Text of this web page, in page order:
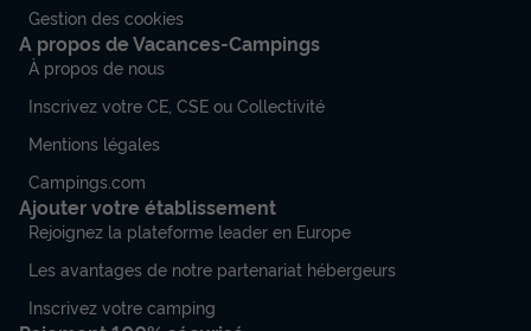
Gestion des cookies
A propos de Vacances-Campings
À propos de nous
Inscrivez votre CE, CSE ou Collectivité
Mentions légales
Campings.com
Ajouter votre établissement
Rejoignez la plateforme leader en Europe
Les avantages de notre partenariat hébergeurs
Inscrivez votre camping